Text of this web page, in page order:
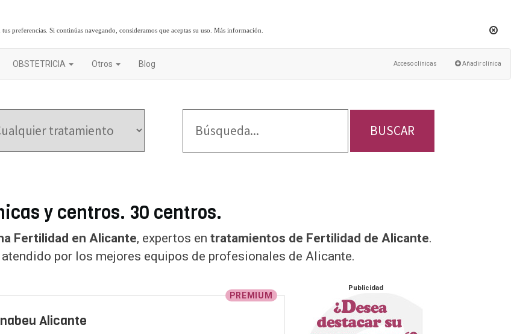
preferencias. Si continúas navegando, consideramos que aceptas su uso.Más información
OBSTETRICIA Otros Blog Acceso clínicas Añadir clínica
BUSCAR
y centros. 30 centros.
Fertilidad en Alicante, expertos en tratamientos de Fertilidad de Alicante.
por los mejores equipos de profesionales de Alicante.
PREMIUM
Alicante
Publicidad